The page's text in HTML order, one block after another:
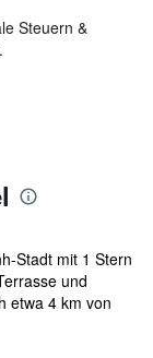
Steuern &
Stadt mit 1 Stern
und
etwa 4 km von